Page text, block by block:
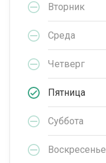
Вторник
Среда
Четверг
Пятница
Суббота
Воскресенье